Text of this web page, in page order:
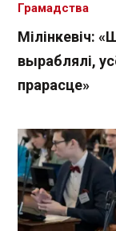
Мілінкевіч:
выраблялі,
прарасце»
Грамадства